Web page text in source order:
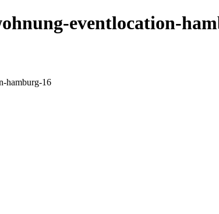
eventlocation-
hamburg-16